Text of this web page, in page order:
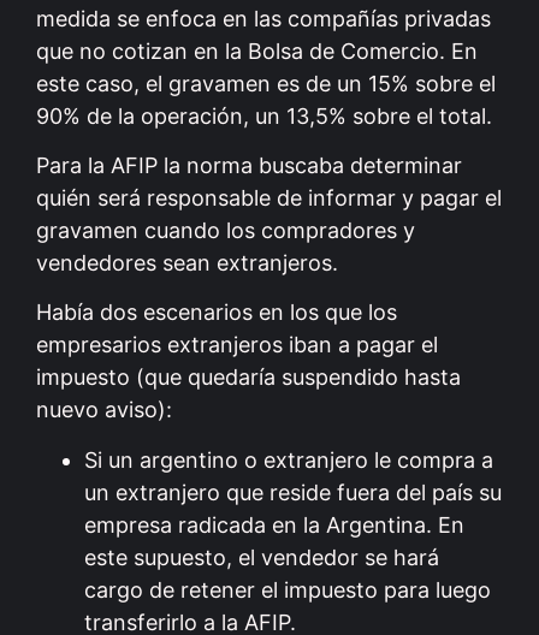
medida se enfoca en las compañías privadas
que no cotizan en la Bolsa de Comercio. En
este caso, el gravamen es de un 15% sobre el
90% de la operación, un 13,5% sobre el total.
Para la AFIP la norma buscaba determinar
quién será responsable de informar y pagar el
gravamen cuando los compradores y
vendedores sean extranjeros.
Había dos escenarios en los que los
empresarios extranjeros iban a pagar el
impuesto (que quedaría suspendido hasta
nuevo aviso):
Si un argentino o extranjero le compra a
un extranjero que reside fuera del país su
empresa radicada en la Argentina. En
este supuesto, el vendedor se hará
cargo de retener el impuesto para luego
transferirlo a la AFIP.